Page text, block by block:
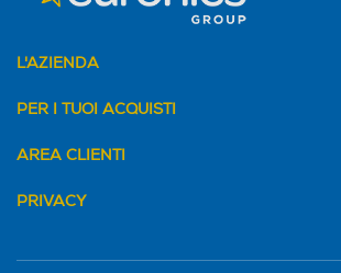
L'AZIENDA
PER I TUOI ACQUISTI
AREA CLIENTI
PRIVACY